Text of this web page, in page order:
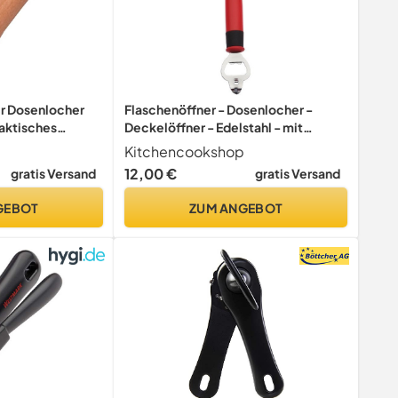
Dosenlocher
einfache
und
gratis Versand
Flaschenöffner - Dosenlocher -
Deckelöffner - Edelstahl - mit
weichem Griff
Kitchencookshop
12,00 €
gratis Versand
ZUM ANGEBOT